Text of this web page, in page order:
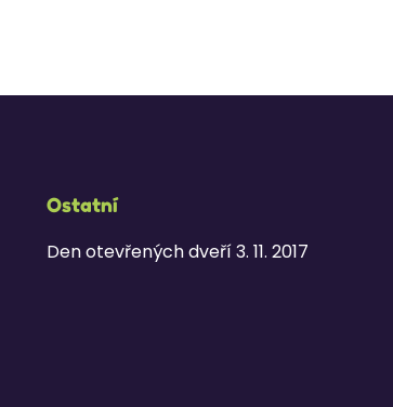
Ostatní
Den otevřených dveří 3. 11. 2017